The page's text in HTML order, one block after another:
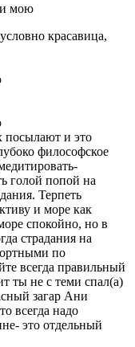
мою
красавица,
посылают и это
философское
голой попой на
Терпеть
и море как
спокойно, но в
страдания на
по
всегда правильный
ты не с теми спал(а)
загар Ани
всегда надо
это отдельный